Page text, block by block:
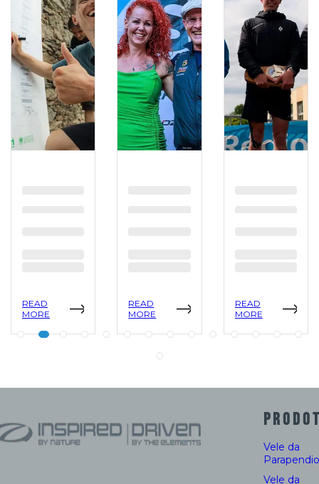
READ
MORE
READ
MORE
READ
MORE
Vele da
Parapendio
Vele da